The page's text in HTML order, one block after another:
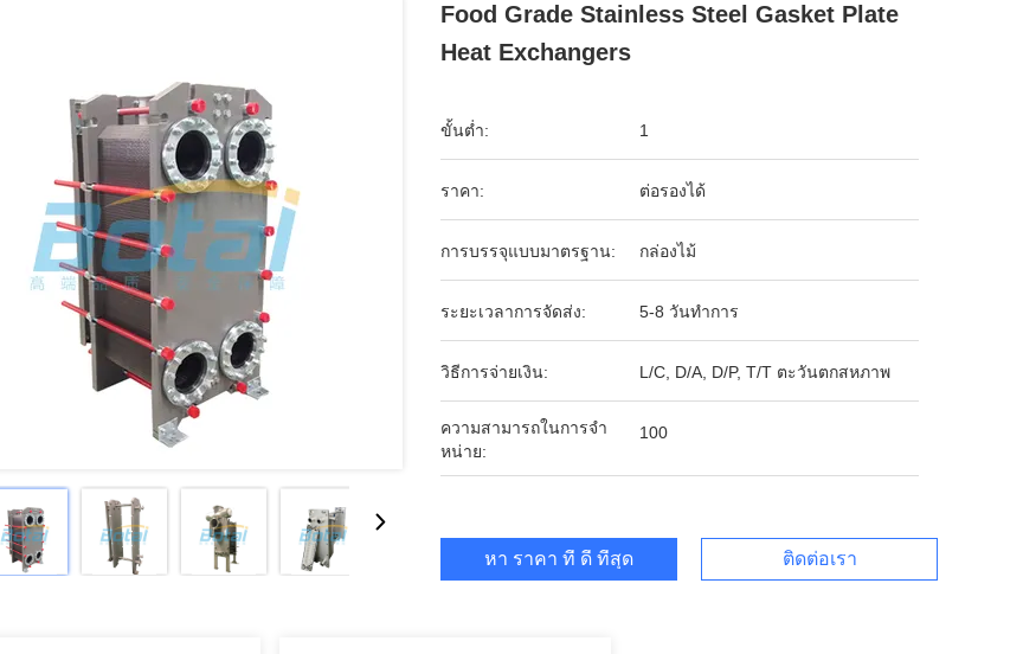
Food Grade Stainless Steel Gasket Plate
Heat Exchangers
ขั้นต่ำ: 1
ราคา: ต่อรองได้
การบรรจุแบบมาตรฐาน: กล่องไม้
ระยะเวลาการจัดส่ง: 5-8 วันทำการ
วิธีการจ่ายเงิน: L/C, D/A, D/P, T/T ตะวันตกสหภาพ
ความสามารถในการจํา
หน่าย:
100
หา ราคา ที่ ดี ที่สุด ติดต่อเรา